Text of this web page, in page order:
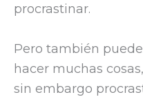
procrastinar.
Pero también
hacer muchas
sin embargo